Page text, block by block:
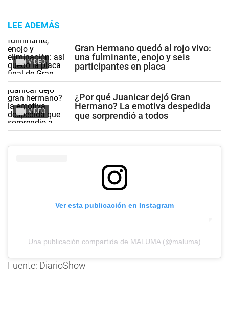
LEE ADEMÁS
VIDEO
Gran Hermano quedó al rojo vivo:
una fulminante, enojo y seis
participantes en placa
VIDEO
¿Por qué Juanicar dejó Gran
Hermano? La emotiva despedida
que sorprendió a todos
Ver esta publicación en Instagram
Una publicación compartida de MALUMA (@maluma)
Fuente: DiarioShow